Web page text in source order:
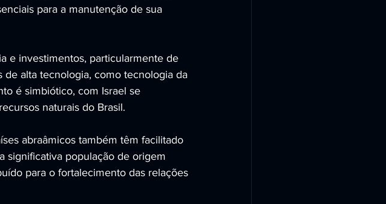
para a manutenção de sua
e investimentos, particularmente de
alta tecnologia, como tecnologia da
é simbiótico, com Israel se
naturais do Brasil.
abraâmicos também têm facilitado
significativa população de origem
para o fortalecimento das relações